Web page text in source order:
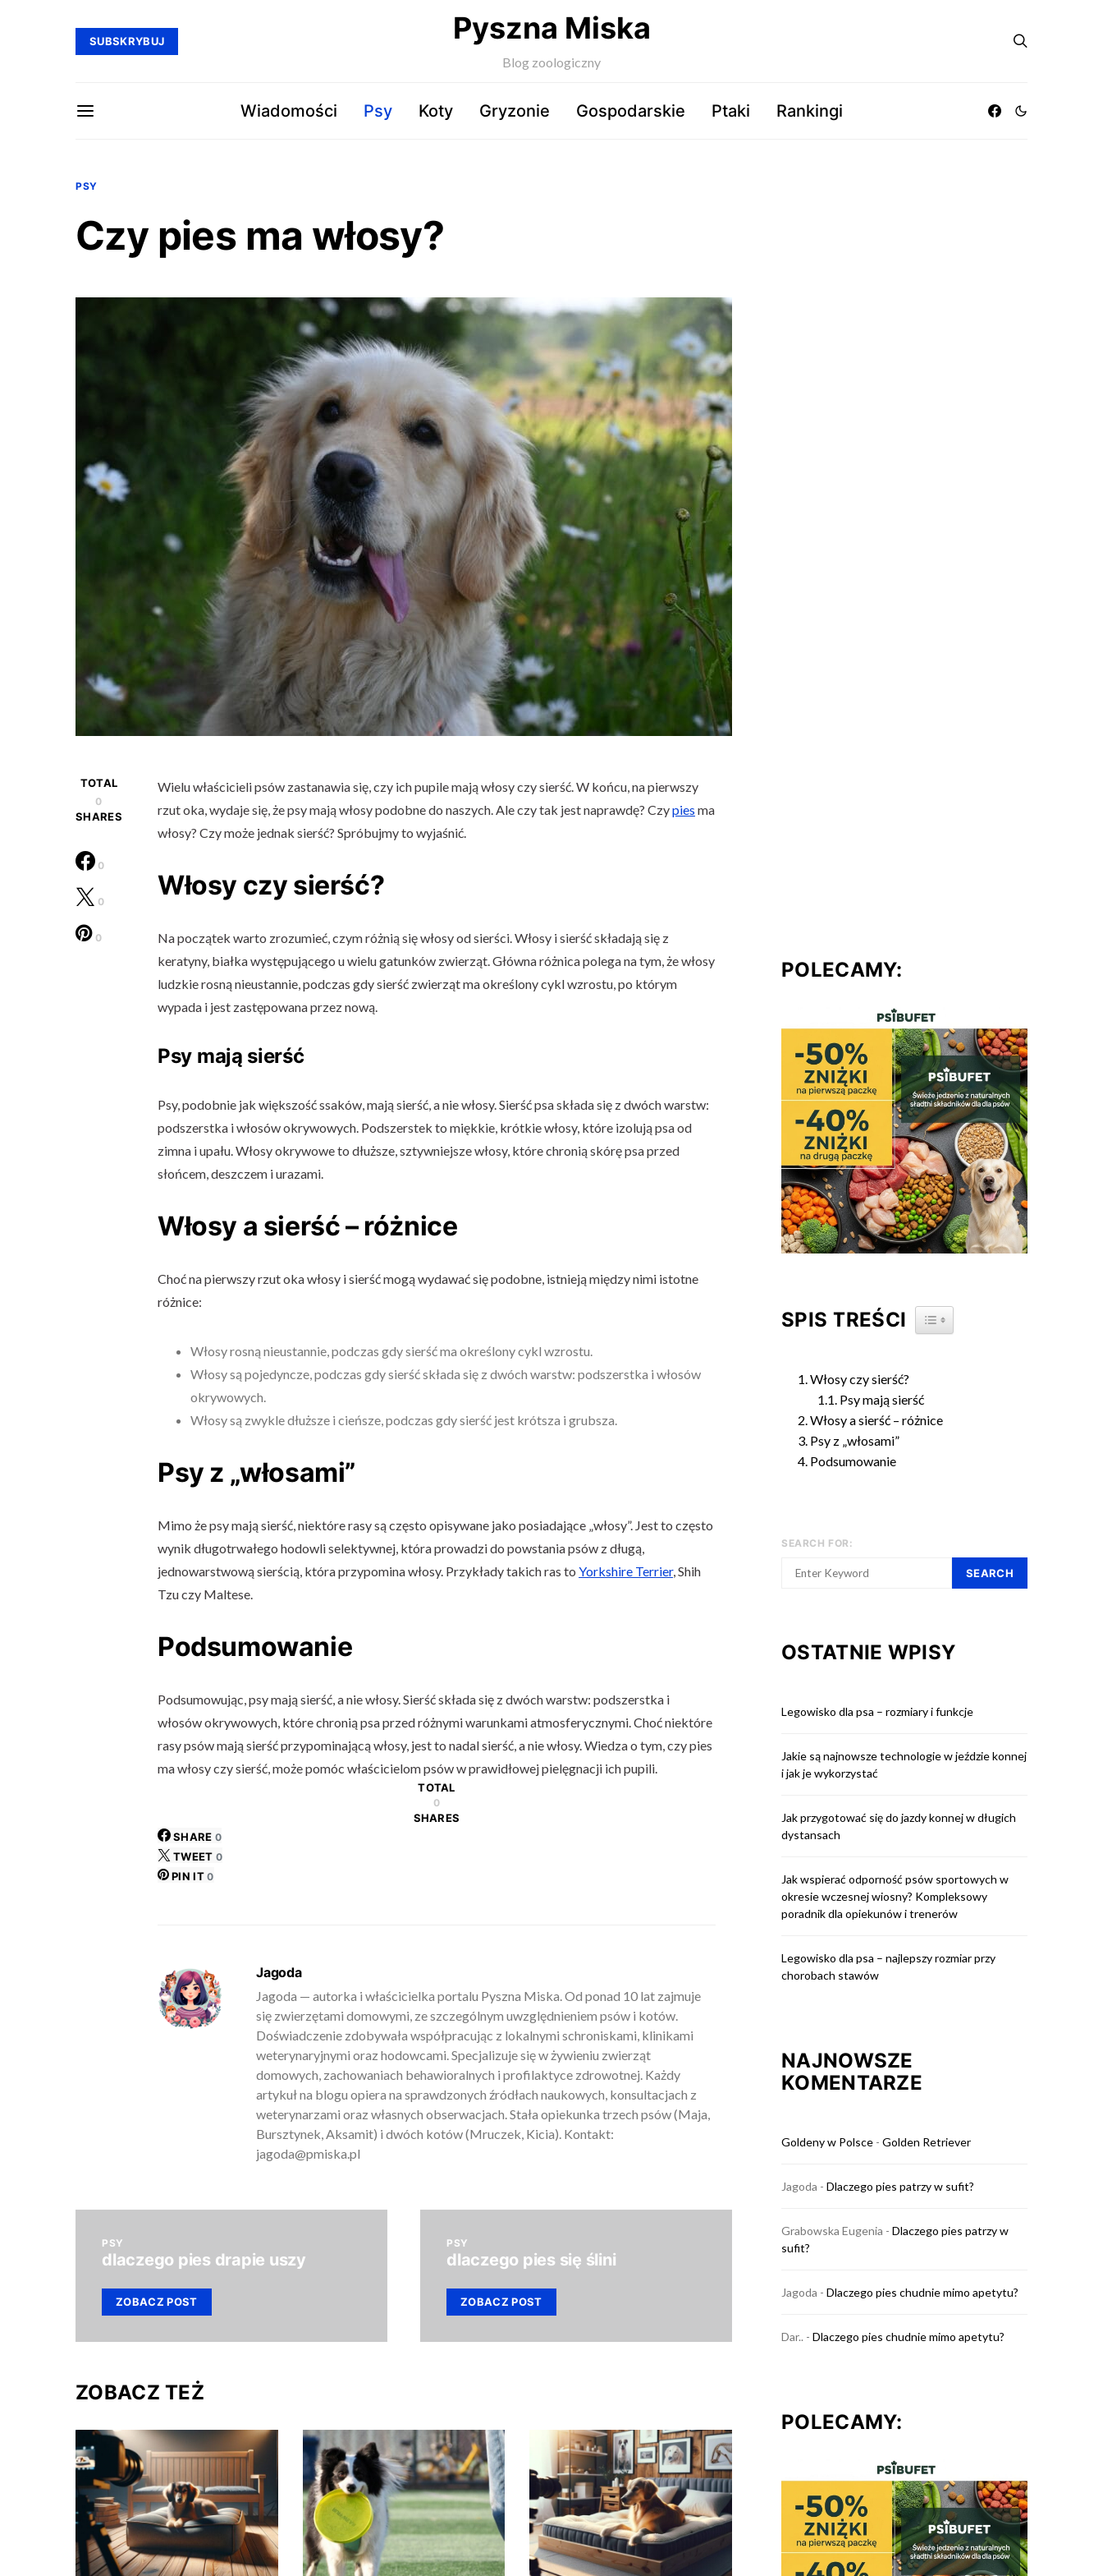
SUBSKRYBUJ Pyszna Miska
Blog zoologiczny
Wiadomości Psy Koty Gryzonie Gospodarskie Ptaki Rankingi
PSY
Czy pies ma włosy?
TOTAL
0
SHARES
0
0
0
Wielu właścicieli psów zastanawia się, czy ich pupile mają włosy czy sierść. W końcu, na pierwszy
rzut oka, wydaje się, że psy mają włosy podobne do naszych. Ale czy tak jest naprawdę? Czypies ma
włosy? Czy może jednak sierść? Spróbujmy to wyjaśnić.
Włosy czy sierść?
Na początek warto zrozumieć, czym różnią się włosy od sierści. Włosy i sierść składają się z
keratyny, białka występującego u wielu gatunków zwierząt. Główna różnica polega na tym, że włosy
ludzkie rosną nieustannie, podczas gdy sierść zwierząt ma określony cykl wzrostu, po którym
wypada i jest zastępowana przez nową.
Psy mają sierść
Psy, podobnie jak większość ssaków, mają sierść, a nie włosy. Sierść psa składa się z dwóch warstw:
podszerstka i włosów okrywowych. Podszerstek to miękkie, krótkie włosy, które izolują psa od
zimna i upału. Włosy okrywowe to dłuższe, sztywniejsze włosy, które chronią skórę psa przed
słońcem, deszczem i urazami.
Włosy a sierść – różnice
Choć na pierwszy rzut oka włosy i sierść mogą wydawać się podobne, istnieją między nimi istotne
różnice:
Włosy rosną nieustannie, podczas gdy sierść ma określony cykl wzrostu.
Włosy są pojedyncze, podczas gdy sierść składa się z dwóch warstw: podszerstka i włosów
okrywowych.
Włosy są zwykle dłuższe i cieńsze, podczas gdy sierść jest krótsza i grubsza.
Psy z „włosami”
Mimo że psy mają sierść, niektóre rasy są często opisywane jako posiadające „włosy”. Jest to często
wynik długotrwałego hodowli selektywnej, która prowadzi do powstania psów z długą,
jednowarstwową sierścią, która przypomina włosy. Przykłady takich ras to Yorkshire Terrier, Shih
Tzu czy Maltese.
Podsumowanie
Podsumowując, psy mają sierść, a nie włosy. Sierść składa się z dwóch warstw: podszerstka i
włosów okrywowych, które chronią psa przed różnymi warunkami atmosferycznymi. Choć niektóre
rasy psów mają sierść przypominającą włosy, jest to nadal sierść, a nie włosy. Wiedza o tym, czy pies
ma włosy czy sierść, może pomóc właścicielom psów w prawidłowej pielęgnacji ich pupili.
TOTAL
0
SHARES
SHARE 0
TWEET 0
PIN IT 0
Jagoda
Jagoda — autorka i właścicielka portalu Pyszna Miska. Od ponad 10 lat zajmuje
się zwierzętami domowymi, ze szczególnym uwzględnieniem psów i kotów.
Doświadczenie zdobywała współpracując z lokalnymi schroniskami, klinikami
weterynaryjnymi oraz hodowcami. Specjalizuje się w żywieniu zwierząt
domowych, zachowaniach behawioralnych i profilaktyce zdrowotnej. Każdy
artykuł na blogu opiera na sprawdzonych źródłach naukowych, konsultacjach z
weterynarzami oraz własnych obserwacjach. Stała opiekunka trzech psów (Maja,
Bursztynek, Aksamit) i dwóch kotów (Mruczek, Kicia). Kontakt:
jagoda@pmiska.pl
PSY
dlaczego pies drapie uszy
ZOBACZ POST
PSY
dlaczego pies się ślini
ZOBACZ POST
ZOBACZ TEŻ
POLECAMY:
SPIS TREŚCI TOGGLE TABLE OF CONTENT
Włosy czy sierść?
Psy mają sierść
Włosy a sierść – różnice
Psy z „włosami”
Podsumowanie
SEARCH FOR:
SEARCH
OSTATNIE WPISY
Legowisko dla psa – rozmiary i funkcje
Jakie są najnowsze technologie w jeździe konnej
i jak je wykorzystać
Jak przygotować się do jazdy konnej w długich
dystansach
Jak wspierać odporność psów sportowych w
okresie wczesnej wiosny? Kompleksowy
poradnik dla opiekunów i trenerów
Legowisko dla psa – najlepszy rozmiar przy
chorobach stawów
NAJNOWSZE
KOMENTARZE
Goldeny w Polsce - Golden Retriever
Jagoda - Dlaczego pies patrzy w sufit?
Grabowska Eugenia - Dlaczego pies patrzy w
sufit?
Jagoda - Dlaczego pies chudnie mimo apetytu?
Dar.. - Dlaczego pies chudnie mimo apetytu?
POLECAMY: